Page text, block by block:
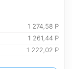
1 274,58 Р
1 261,44 Р
1 222,02 Р